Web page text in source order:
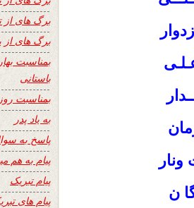
ن
برگ های از
برگ های از
بمناسبت
باستانی
بمناسبت
به یاد پدر
پاسخ به
پیام به هم
پیام تبریک
پیام های